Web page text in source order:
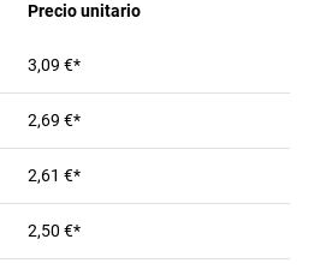
Precio unitario
3,09 €*
2,69 €*
2,61 €*
2,50 €*